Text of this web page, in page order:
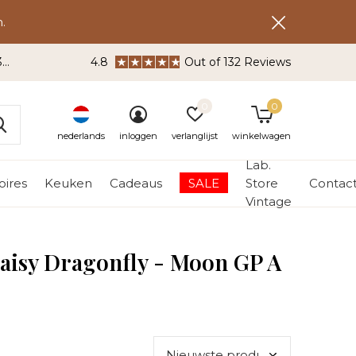
Keuken Cadeaus SALE
Lab.
Store
Vintage
nederlands inloggen verlanglijst winkelwagen
0
4.8 Out of 132 Reviews
Dragonfly - Moon GP A